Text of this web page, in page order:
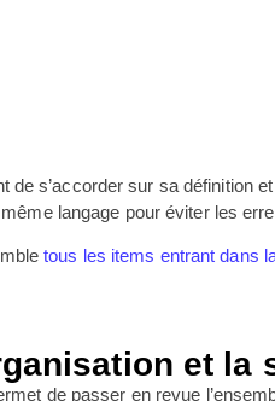
s’accorder sur sa définition
langage pour éviter les
tous les items entrant dans
et la
de passer en revue